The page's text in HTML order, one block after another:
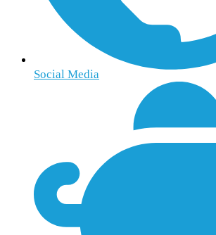
Social Media